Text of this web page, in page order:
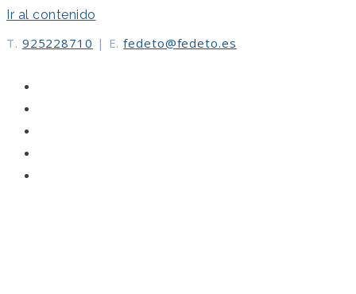
Ir al contenido
T. 925228710 | E. fedeto@fedeto.es